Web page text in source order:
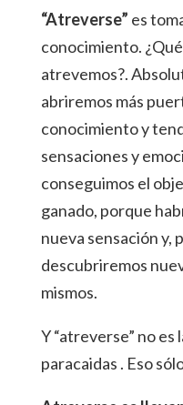
“Atreverse” es
conocimiento.
atrevemos?.
abriremos más
conocimiento y
sensaciones y
conseguimos el
ganado, porque
nueva sensación y,
descubriremos
mismos.
Y “atreverse” no es
paracaidas . Eso